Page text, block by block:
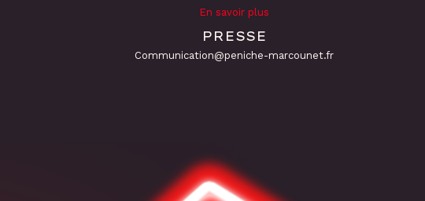
En savoir plus
PRESSE
Communication@peniche-marcounet.fr